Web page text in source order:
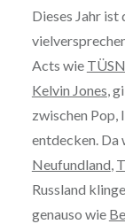
Dieses Jahr ist
Acts wie TÜSN
Kelvin Jones,
zwischen Pop,
entdecken. Da
Neufundland,
Russland
genauso wie